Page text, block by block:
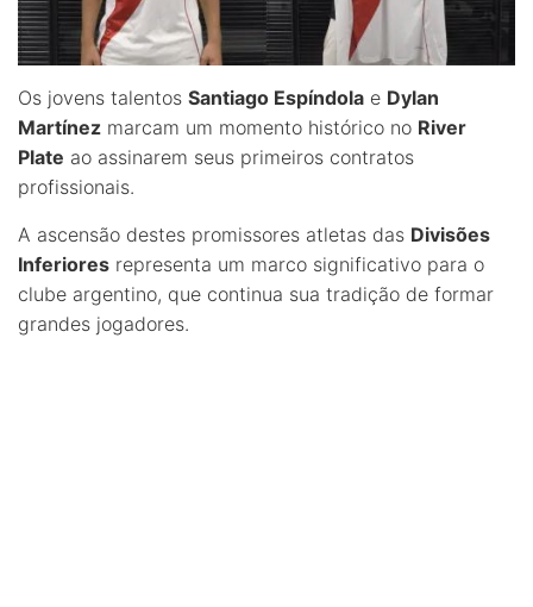
Os jovens talentos Santiago Espíndola e Dylan
Martínez marcam um momento histórico no River
Plate ao assinarem seus primeiros contratos
profissionais.
A ascensão destes promissores atletas das Divisões
Inferiores representa um marco significativo para o
clube argentino, que continua sua tradição de formar
grandes jogadores.